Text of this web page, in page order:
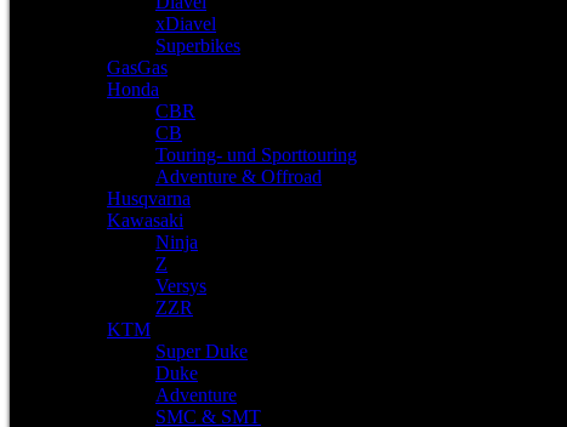
xDiavel
Superbikes
GasGas
Honda
CBR
CB
Touring- und Sporttouring
Adventure & Offroad
Husqvarna
Kawasaki
Ninja
Z
Versys
ZZR
KTM
Super Duke
Duke
Adventure
SMC & SMT